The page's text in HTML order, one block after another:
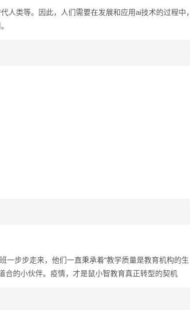
人类等。因此，人们需要在发展和应用ai技术的过程中，
一步步走来，他们一直秉承着“教学质量是教育机构的生
合的小伙伴。疫情，才是鼠小智教育真正转型的契机